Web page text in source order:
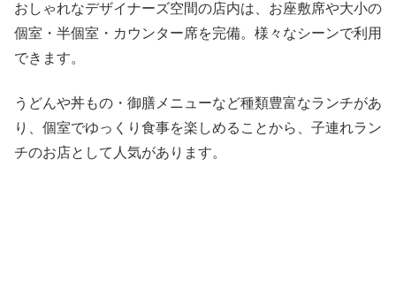
おしゃれなデザイナーズ空間の店内は、お座敷席や大小の
個室・半個室・カウンター席を完備。様々なシーンで利用
できます。
うどんや丼もの・御膳メニューなど種類豊富なランチがあ
り、個室でゆっくり食事を楽しめることから、子連れラン
チのお店として人気があります。